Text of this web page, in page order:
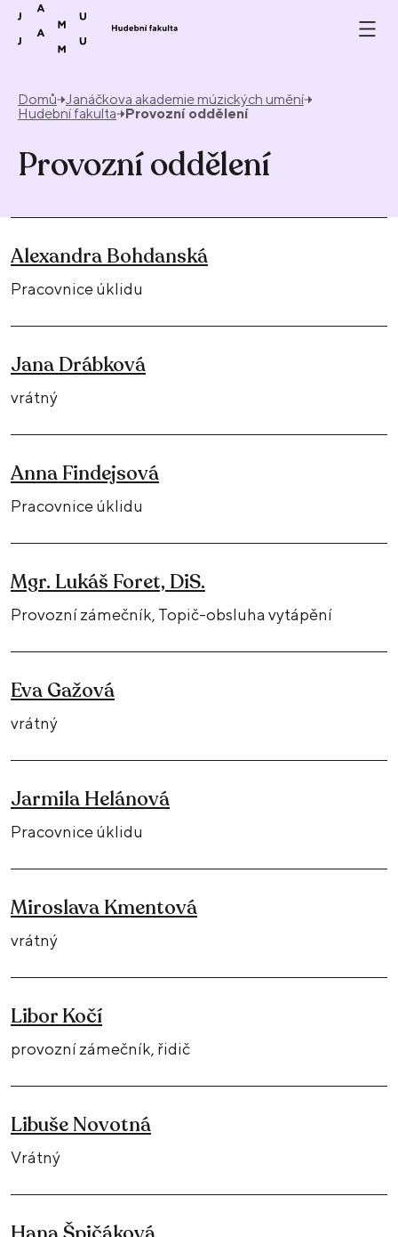
Přeskočit na obsah
Domů Janáčkova akademie múzických umění
Hudební fakulta
Provozní oddělení
Provozní oddělení
Alexandra Bohdanská
Pracovnice úklidu
Jana Drábková
vrátný
Anna Findejsová
Pracovnice úklidu
Mgr. Lukáš Foret, DiS.
Provozní zámečník, Topič-obsluha vytápění
Eva Gažová
vrátný
Jarmila Helánová
Pracovnice úklidu
Miroslava Kmentová
vrátný
Libor Kočí
provozní zámečník, řidič
Libuše Novotná
Vrátný